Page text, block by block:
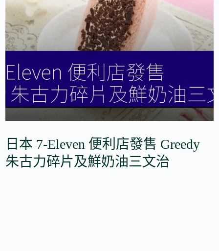
日本 7-Eleven 便利店發售 Greedy
朱古力碎片及鮮奶油三文治